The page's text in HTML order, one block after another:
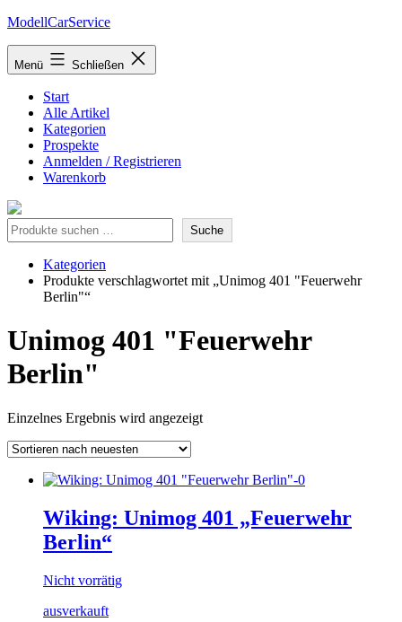
Zum
springen
ModellCarService
Menü Schließen
Start
Alle Artikel
Kategorien
Prospekte
Anmelden / Registrieren
Warenkorb
Suche Suche
Kategorien
Produkte verschlagwortet mit „Unimog 401 "Feuerwehr
Berlin"“
Unimog 401 "Feuerwehr
Berlin"
Einzelnes Ergebnis wird angezeigt
Wiking: Unimog 401 „Feuerwehr
Berlin“
Nicht vorrätig
ausverkauft